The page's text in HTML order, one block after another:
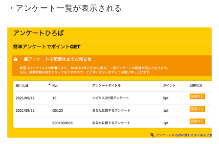
・アンケート一覧が表示される